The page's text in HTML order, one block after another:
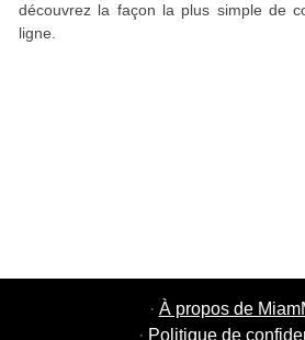
découvrez la façon la plus simple de
ligne.
· À propos de
· Politique de